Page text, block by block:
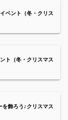
ント（冬・クリス
ト（冬・クリスマス
飾ろう♪クリスマス